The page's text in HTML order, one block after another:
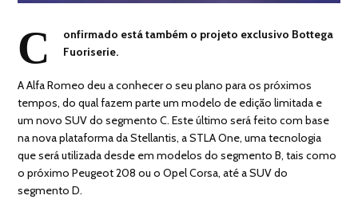
C
onfirmado está também o projeto exclusivo Bottega
Fuoriserie.
A Alfa Romeo deu a conhecer o seu plano para os próximos
tempos, do qual fazem parte um modelo de edição limitada e
um novo SUV do segmento C. Este último será feito com base
na nova plataforma da Stellantis, a STLA One, uma tecnologia
que será utilizada desde em modelos do segmento B, tais como
o próximo Peugeot 208 ou o Opel Corsa, até a SUV do
segmento D.